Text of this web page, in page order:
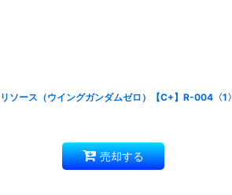
リソース（ウイングガンダムゼロ）【C+】R-004〈1〉
売却する